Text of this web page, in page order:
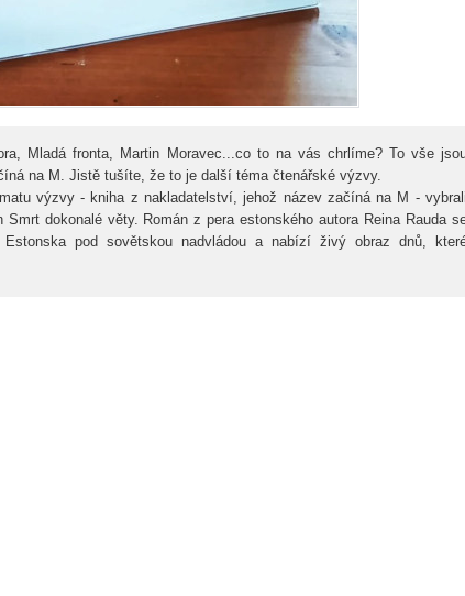
Mladá fronta, Martin Moravec...co to na vás chrlíme? To vše
na M. Jistě tušíte, že to je další téma čtenářské výzvy.
výzvy - kniha z nakladatelství, jehož název začíná na M - vybrali
dokonalé věty. Román z pera estonského autora Reina Rauda
Estonska pod sovětskou nadvládou a nabízí živý obraz dnů,